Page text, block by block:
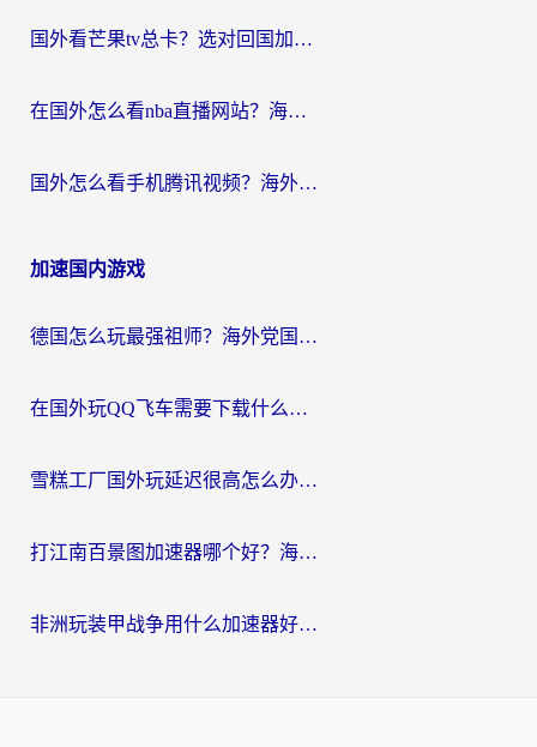
国外看芒果tv总卡？选对回国加速器，轻松追《浪姐》不费劲
在国外怎么看nba直播网站？海外党专属体育观赛指南，告别地区限制！
国外怎么看手机腾讯视频？海外党亲测有效的追剧加速器选择指南
加速国内游戏
德国怎么玩最强祖师？海外党国服游戏加速器选择全攻略（附宝可梦Online实测）
在国外玩QQ飞车需要下载什么加速器呢？海外党亲测有效的国服游戏加速指南
雪糕工厂国外玩延迟很高怎么办？海外玩家国服游戏加速终极攻略（附实测推荐）
打江南百景图加速器哪个好？海外党踩坑N次后，终于找到不卡的秘诀
非洲玩装甲战争用什么加速器好？海外党亲测有效的国服游戏加速方案